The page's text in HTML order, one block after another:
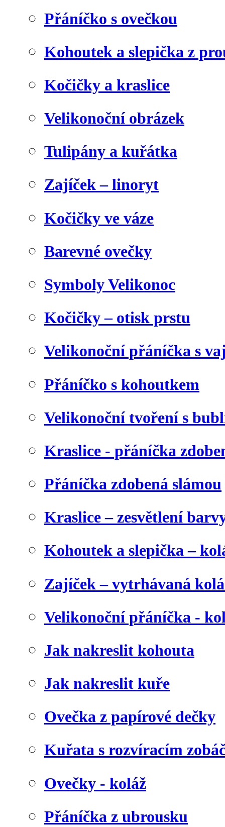
Přáníčko s ovečkou
Kohoutek a slepička z
Kočičky a kraslice
Velikonoční obrázek
Tulipány a kuřátka
Zajíček – linoryt
Kočičky ve váze
Barevné ovečky
Symboly Velikonoc
Kočičky – otisk prstu
Velikonoční přáníčka s
Přáníčko s kohoutkem
Velikonoční tvoření s
Kraslice - přáníčka
Přáníčka zdobená slámou
Kraslice – zesvětlení
Kohoutek a slepička –
Zajíček – vytrhávaná
Velikonoční přáníčka -
Jak nakreslit kohouta
Jak nakreslit kuře
Ovečka z papírové dečky
Kuřata s rozvíracím
Ovečky - koláž
Přáníčka z ubrousku